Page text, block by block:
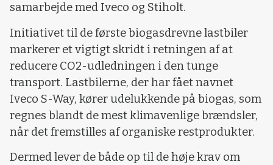
samarbejde med Iveco og Stiholt.
Initiativet til de første biogasdrevne lastbiler
markerer et vigtigt skridt i retningen af at
reducere CO2-udledningen i den tunge
transport. Lastbilerne, der har fået navnet
Iveco S-Way, kører udelukkende på biogas, som
regnes blandt de mest klimavenlige brændsler,
når det fremstilles af organiske restprodukter.
Dermed lever de både op til de høje krav om